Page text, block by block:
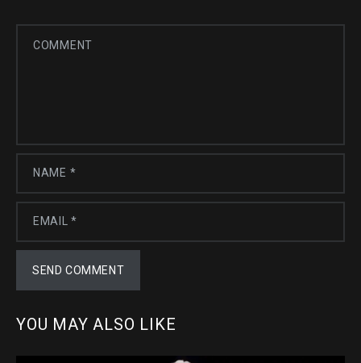
YOU MAY ALSO LIKE